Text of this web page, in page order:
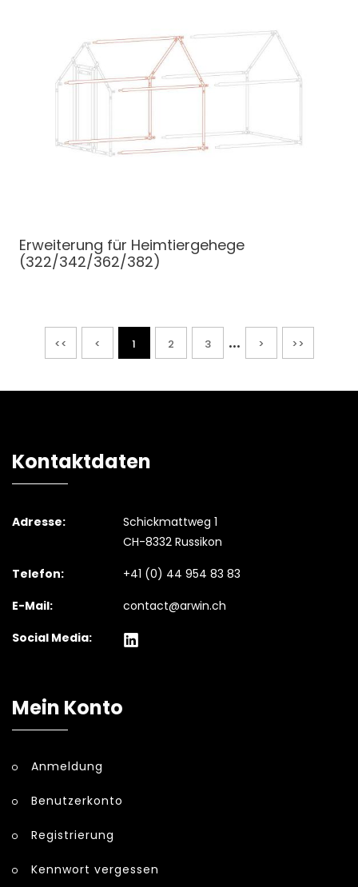
Erweiterung für Heimtiergehege
(322/342/362/382)
<< < 1 2 3 ... > >>
Kontaktdaten
Adresse:
Schickmattweg 1
CH-8332 Russikon
Telefon:
+41 (0) 44 954 83 83
E-Mail:
contact@arwin.ch
Social Media:
Mein Konto
Anmeldung
Benutzerkonto
Registrierung
Kennwort vergessen